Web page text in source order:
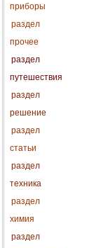
приборы
раздел
прочее
раздел
путешествия
раздел
решение
раздел
статьи
раздел
техника
раздел
химия
раздел